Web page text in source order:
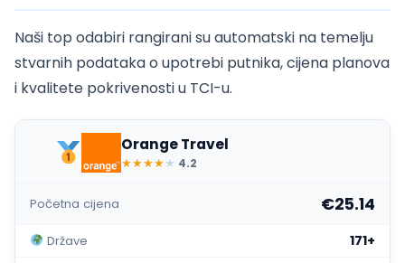
Naši top odabiri rangirani su automatski na temelju
stvarnih podataka o upotrebi putnika, cijena planova
i kvalitete pokrivenosti u TCI-u.
Orange Travel
★★★★★ 4.2
Početna cijena €25.14
Države 171+